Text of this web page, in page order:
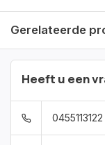
Gerelateerde
Heeft u een
0455113122